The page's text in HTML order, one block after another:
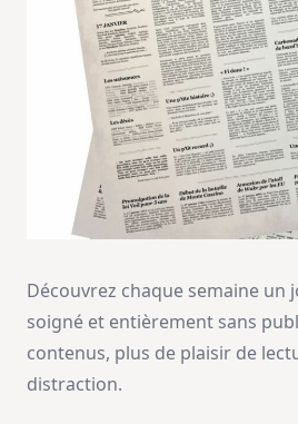
Découvrez chaque semaine un
soigné et entièrement sans
contenus, plus de plaisir de
distraction.